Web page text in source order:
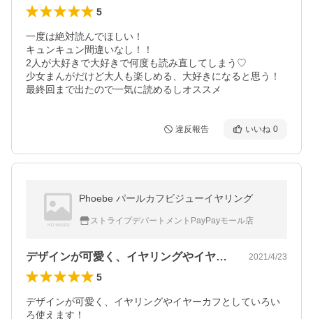
5
一度は絶対読んでほしい！
キュンキュン間違いなし！！
2人が大好きで大好きで何度も読み直してしまう♡
少女まんがだけど大人も楽しめる、大好きになると思う！
最終回まで出たので一気に読めるしオススメ
違反報告 いいね 0
Phoebe パールカフビジューイヤリング
ストライプデパートメントPayPayモール店
デザインが可愛く、イヤリングやイヤーカ… 2021/4/23
5
デザインが可愛く、イヤリングやイヤーカフとしていろい
ろ使えます！